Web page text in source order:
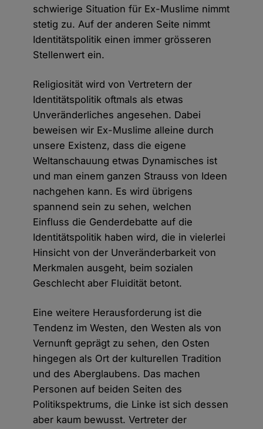
schwierige Situation für Ex-Muslime nimmt
stetig zu. Auf der anderen Seite nimmt
Identitätspolitik einen immer grösseren
Stellenwert ein.
Religiosität wird von Vertretern der
Identitätspolitik oftmals als etwas
Unveränderliches angesehen. Dabei
beweisen wir Ex-Muslime alleine durch
unsere Existenz, dass die eigene
Weltanschauung etwas Dynamisches ist
und man einem ganzen Strauss von Ideen
nachgehen kann. Es wird übrigens
spannend sein zu sehen, welchen
Einfluss die Genderdebatte auf die
Identitätspolitik haben wird, die in vielerlei
Hinsicht von der Unveränderbarkeit von
Merkmalen ausgeht, beim sozialen
Geschlecht aber Fluidität betont.
Eine weitere Herausforderung ist die
Tendenz im Westen, den Westen als von
Vernunft geprägt zu sehen, den Osten
hingegen als Ort der kulturellen Tradition
und des Aberglaubens. Das machen
Personen auf beiden Seiten des
Politikspektrums, die Linke ist sich dessen
aber kaum bewusst. Vertreter der